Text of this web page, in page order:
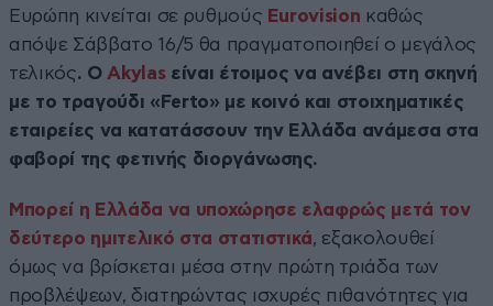
Ευρώπη κινείται σε ρυθμούς Eurovision καθώς
απόψε Σάββατο 16/5 θα πραγματοποιηθεί ο μεγάλος
τελικός. Ο Akylas είναι έτοιμος να ανέβει στη σκηνή
με το τραγούδι «Ferto» με κοινό και στοιχηματικές
εταιρείες να κατατάσσουν την Ελλάδα ανάμεσα στα
φαβορί της φετινής διοργάνωσης.
Μπορεί η Ελλάδα να υποχώρησε ελαφρώς μετά τον
δεύτερο ημιτελικό στα στατιστικά, εξακολουθεί
όμως να βρίσκεται μέσα στην πρώτη τριάδα των
προβλέψεων, διατηρώντας ισχυρές πιθανότητες για